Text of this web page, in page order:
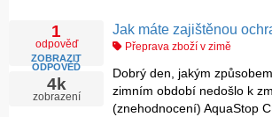
1
odpověď
ZOBRAZIT
ODPOVĚĎ
4k
zobrazení
Přeprava zboží v zimě
Dobrý den, jakým
zimním období nedošlo k
(znehodnocení) AquaStop